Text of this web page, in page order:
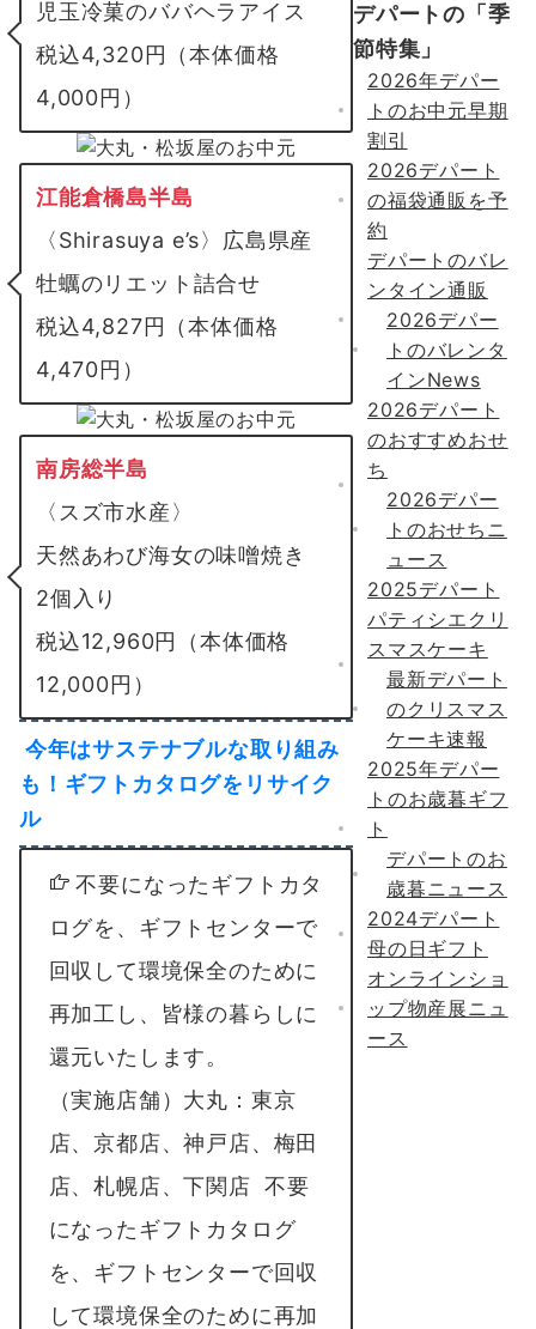
児玉冷菓のババヘラアイス
税込4,320円（本体価格
4,000円）
江能倉橋島半島
〈Shirasuya e’s〉広島県産
牡蠣のリエット詰合せ
税込4,827円（本体価格
4,470円）
南房総半島
〈スズ市水産〉
天然あわび海女の味噌焼き
2個入り
税込12,960円（本体価格
12,000円）
今年はサステナブルな取り組み
も！ギフトカタログをリサイク
ル
不要になったギフトカタ
ログを、ギフトセンターで
回収して環境保全のために
再加工し、皆様の暮らしに
還元いたします。
（実施店舗）大丸：東京
店、京都店、神戸店、梅田
店、札幌店、下関店 不要
になったギフトカタログ
を、ギフトセンターで回収
して環境保全のために再加
デパートの「季
節特集」
2026年デパー
トのお中元早期
割引
2026デパート
の福袋通販を予
約
デパートのバレ
ンタイン通販
2026デパー
トのバレンタ
インNews
2026デパート
のおすすめおせ
ち
2026デパー
トのおせちニ
ュース
2025デパート
パティシエクリ
スマスケーキ
最新デパート
のクリスマス
ケーキ速報
2025年デパー
トのお歳暮ギフ
ト
デパートのお
歳暮ニュース
2024デパート
母の日ギフト
オンラインショ
ップ物産展ニュ
ース